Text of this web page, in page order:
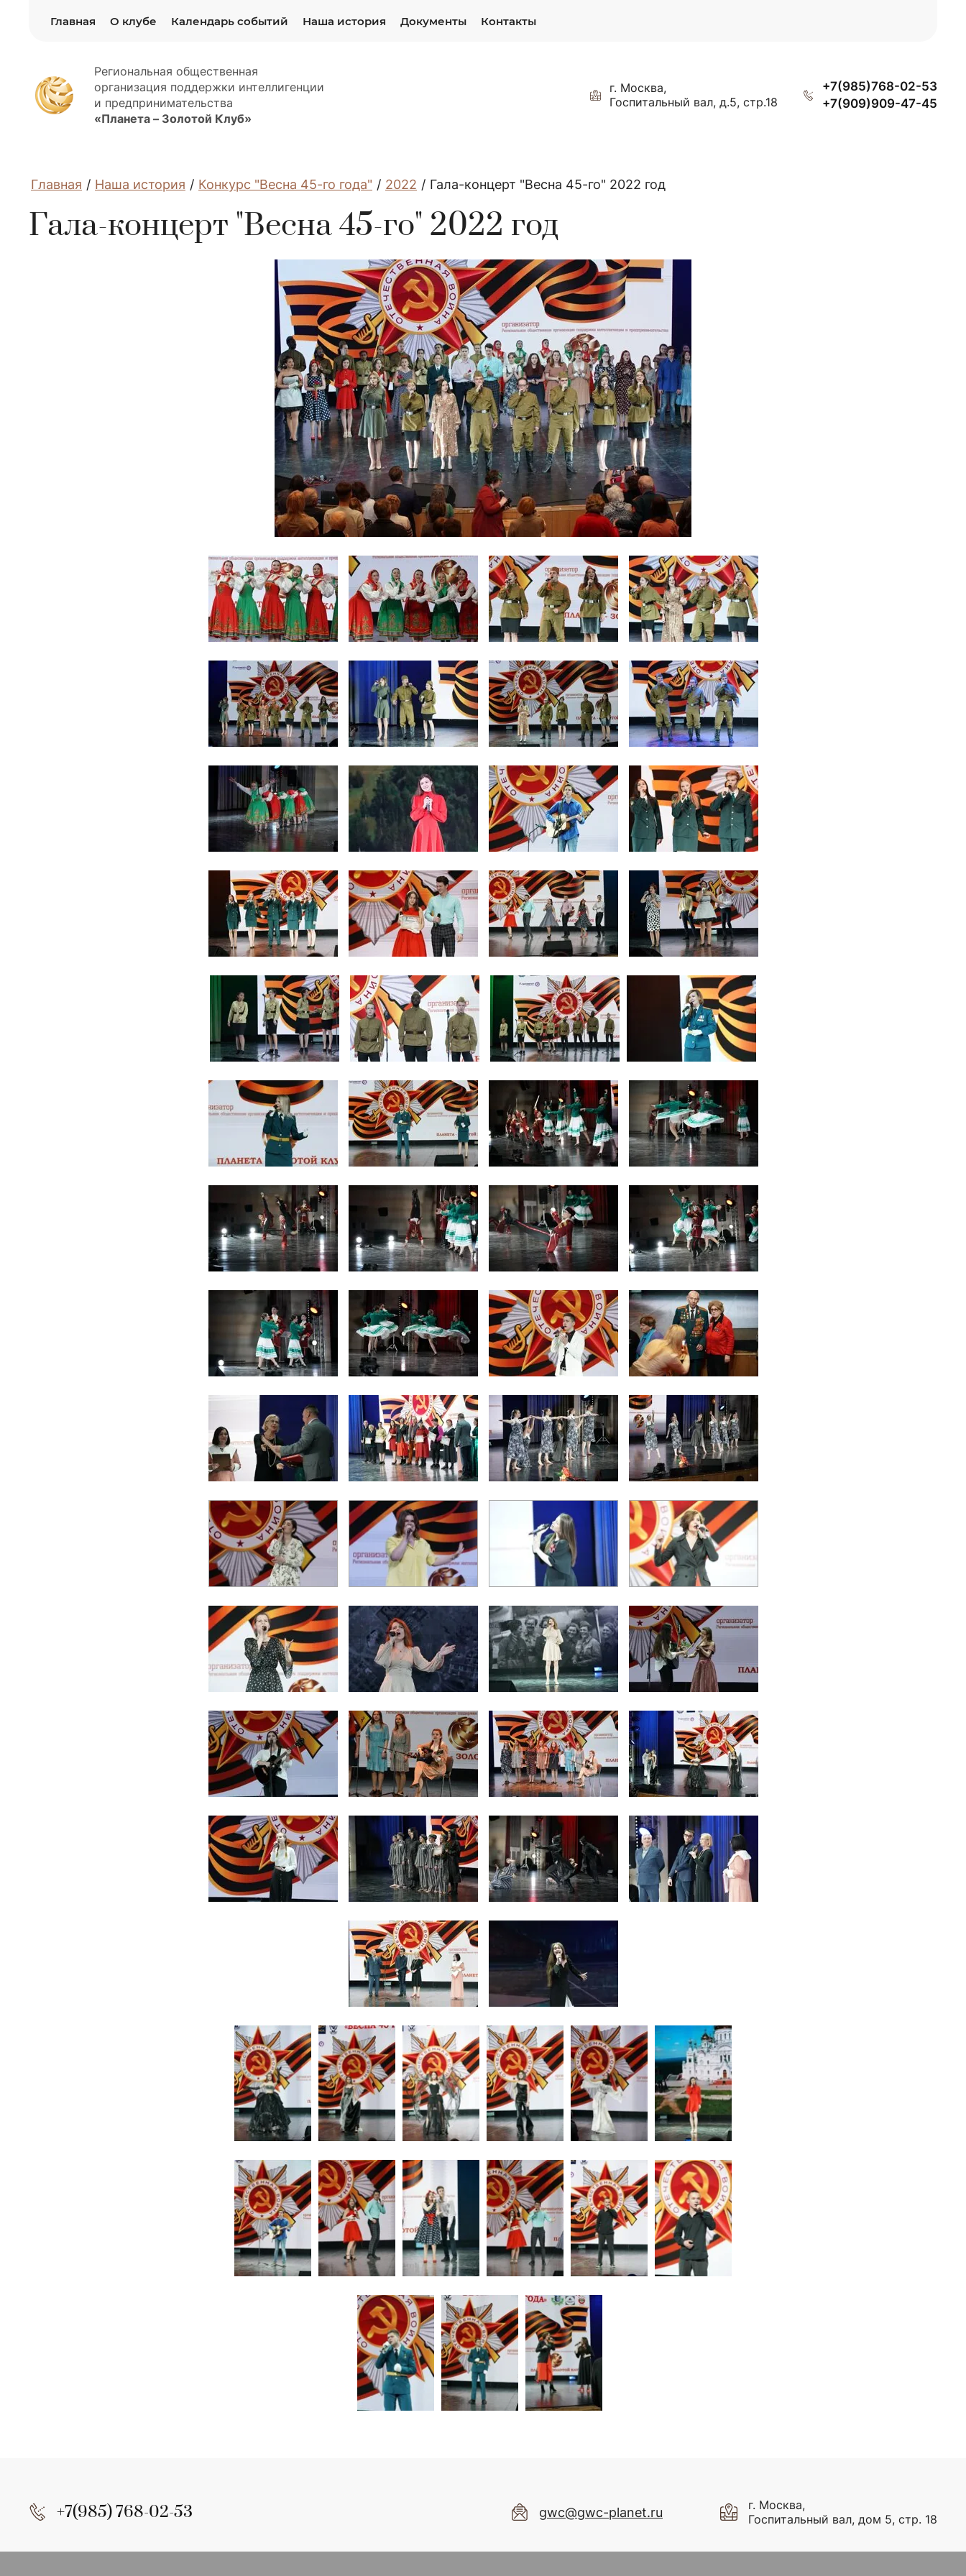
Главная О клубе Календарь событий Наша история Документы Контакты
Региональная общественная
организация поддержки интеллигенции
и предпринимательства
«Планета – Золотой Клуб»
г. Москва,
Госпитальный вал, д.5, стр.18
+7(985)768-02-53
+7(909)909-47-45
Главная / Наша история / Конкурс "Весна 45-го года" / 2022 / Гала-концерт "Весна 45-го" 2022 год
Гала-концерт "Весна 45-го" 2022 год
+7(985) 768-02-53 gwc@gwc-planet.ru
г. Москва,
Госпитальный вал, дом 5, стр. 18